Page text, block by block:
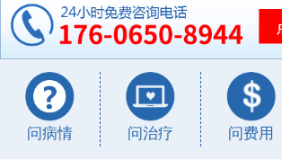
问病情 问治疗 问费用